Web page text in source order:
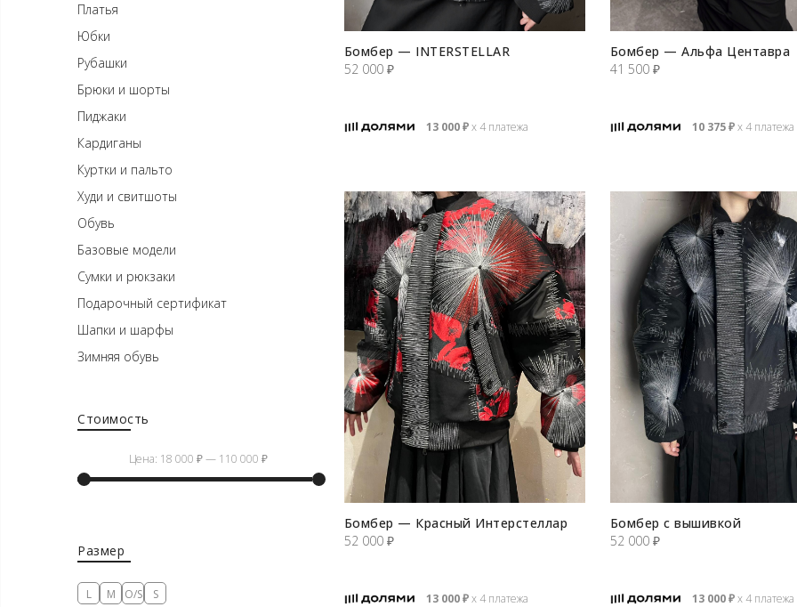
Бомбер — INTERSTELLAR
52 000 ₽
13 000₽х 4 платежа
Бомбер — Альфа Центавра
41 500 ₽
10 375₽х 4 платежа
Бомбер — Красный Интерстеллар
52 000 ₽
13 000₽х 4 платежа
Бомбер с вышивкой
52 000 ₽
13 000₽х 4 платежа
Платья
Юбки
Рубашки
Брюки и шорты
Пиджаки
Кардиганы
Куртки и пальто
Худи и свитшоты
Обувь
Базовые модели
Сумки и рюкзаки
Подарочный сертификат
Шапки и шарфы
Зимняя обувь
Стоимость
Цена: 18 000 ₽— 110 000 ₽
Размер
L M O/S S